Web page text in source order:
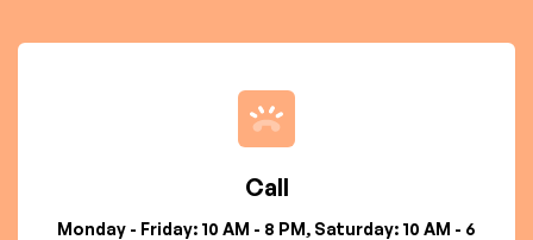
Call
Monday - Friday: 10 AM - 8 PM, Saturday: 10 AM - 6